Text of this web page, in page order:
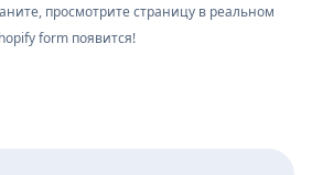
просмотрите страницу в реальном
form появится!